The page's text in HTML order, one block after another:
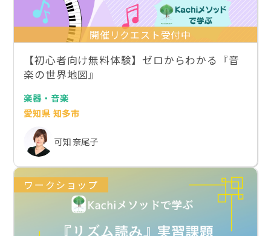
開催リクエスト受付中
【初心者向け無料体験】ゼロからわかる『音
楽の世界地図』
楽器・音楽
愛知県 知多市
可知 奈尾子
ワークショップ